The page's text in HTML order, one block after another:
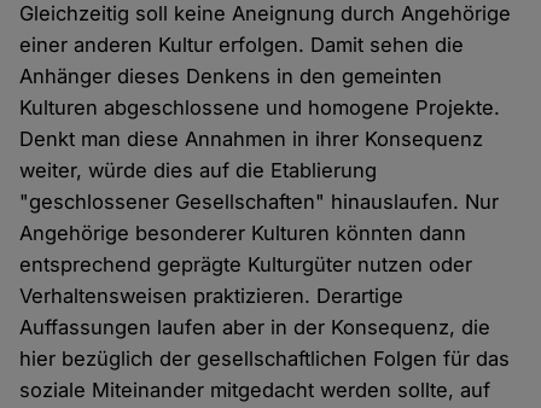
Gleichzeitig soll keine Aneignung durch Angehörige
einer anderen Kultur erfolgen. Damit sehen die
Anhänger dieses Denkens in den gemeinten
Kulturen abgeschlossene und homogene Projekte.
Denkt man diese Annahmen in ihrer Konsequenz
weiter, würde dies auf die Etablierung
"geschlossener Gesellschaften" hinauslaufen. Nur
Angehörige besonderer Kulturen könnten dann
entsprechend geprägte Kulturgüter nutzen oder
Verhaltensweisen praktizieren. Derartige
Auffassungen laufen aber in der Konsequenz, die
hier bezüglich der gesellschaftlichen Folgen für das
soziale Miteinander mitgedacht werden sollte, auf